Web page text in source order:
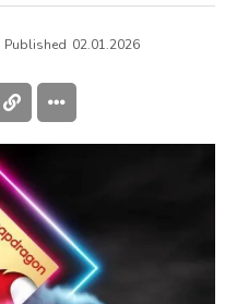
Published 02.01.2026